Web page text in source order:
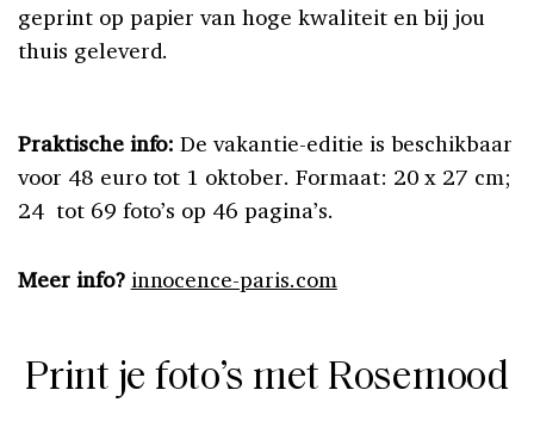
geprint op papier van hoge kwaliteit en bij jou
thuis geleverd.
Praktische info: De vakantie-editie is beschikbaar
voor 48 euro tot 1 oktober. Formaat: 20 x 27 cm;
24 tot 69 foto’s op 46 pagina’s.
Meer info? innocence-paris.com
Print je foto’s met Rosemood